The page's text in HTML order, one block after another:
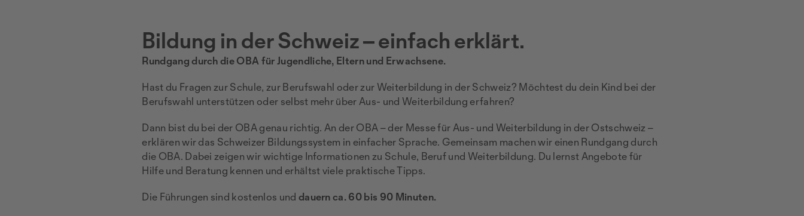
Bildung in der Schweiz – einfach erklärt.
Rundgang durch die OBA für Jugendliche, Eltern und Erwachsene.
Hast du Fragen zur Schule, zur Berufswahl oder zur Weiterbildung in der Schweiz? Möchtest du dein Kind bei der
Berufswahl unterstützen oder selbst mehr über Aus- und Weiterbildung erfahren?
Dann bist du bei der OBA genau richtig. An der OBA – der Messe für Aus- und Weiterbildung in der Ostschweiz –
erklären wir das Schweizer Bildungssystem in einfacher Sprache. Gemeinsam machen wir einen Rundgang durch
die OBA. Dabei zeigen wir wichtige Informationen zu Schule, Beruf und Weiterbildung. Du lernst Angebote für
Hilfe und Beratung kennen und erhältst viele praktische Tipps.
Die Führungen sind kostenlos und dauern ca. 60 bis 90 Minuten.